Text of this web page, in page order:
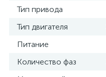
Тип привода
Тип двигателя
Питание
Количество фаз